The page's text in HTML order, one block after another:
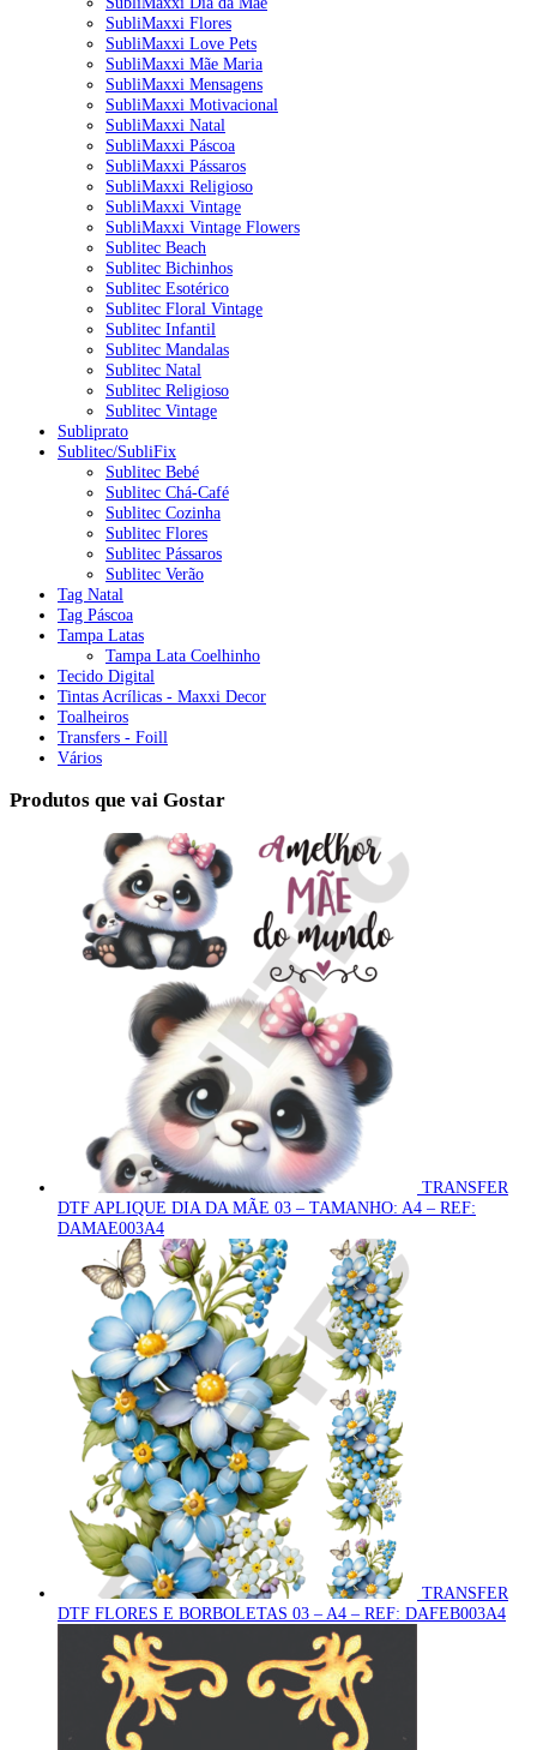
SubliMaxxi Flores
SubliMaxxi Love Pets
SubliMaxxi Mãe Maria
SubliMaxxi Mensagens
SubliMaxxi Motivacional
SubliMaxxi Natal
SubliMaxxi Páscoa
SubliMaxxi Pássaros
SubliMaxxi Religioso
SubliMaxxi Vintage
SubliMaxxi Vintage Flowers
Sublitec Beach
Sublitec Bichinhos
Sublitec Esotérico
Sublitec Floral Vintage
Sublitec Infantil
Sublitec Mandalas
Sublitec Natal
Sublitec Religioso
Sublitec Vintage
Subliprato
Sublitec/SubliFix
Sublitec Bebé
Sublitec Chá-Café
Sublitec Cozinha
Sublitec Flores
Sublitec Pássaros
Sublitec Verão
Tag Natal
Tag Páscoa
Tampa Latas
Tampa Lata Coelhinho
Tecido Digital
Tintas Acrílicas - Maxxi Decor
Toalheiros
Transfers - Foill
Vários
Produtos que vai Gostar
TRANSFER
DTF APLIQUE DIA DA MÃE 03 – TAMANHO: A4 – REF:
DAMAE003A4
TRANSFER
DTF FLORES E BORBOLETAS 03 – A4 – REF: DAFEB003A4